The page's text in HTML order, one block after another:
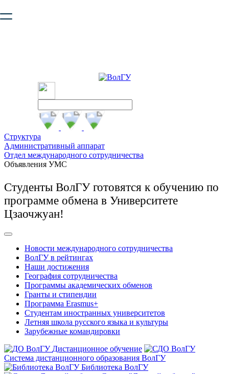
безопасную работу с сайтом. Пожалуйста
Структура
Административный аппарат
Отдел международного сотрудничества
Объявления УМС
Студенты ВолГУ готовятся к обучению по
программе обмена в Университете
Цзаочжуан!
Новости международного сотрудничества
ВолГУ в рейтингах
Наши достижения
География сотрудничества
Программы академических обменов
Гранты и стипендии
Программа Erasmus+
Студентам иностранных университетов
Летняя школа русского языка и культуры
Зарубежные командировки
Дистанционное обучение
Система дистанционного образования ВолГУ
Библиотека ВолГУ